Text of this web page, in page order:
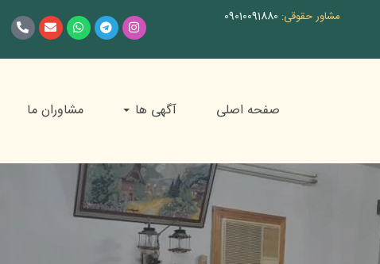
مشاور حقوقی: 09010091880
صفحه اصلی آگهی ها مشاوران ما